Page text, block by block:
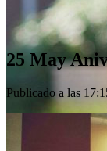
25 May
Publicado a las